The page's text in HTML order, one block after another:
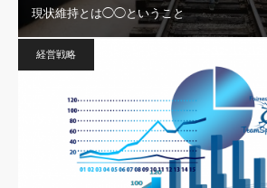
現状維持とは◯◯ということ
経営戦略